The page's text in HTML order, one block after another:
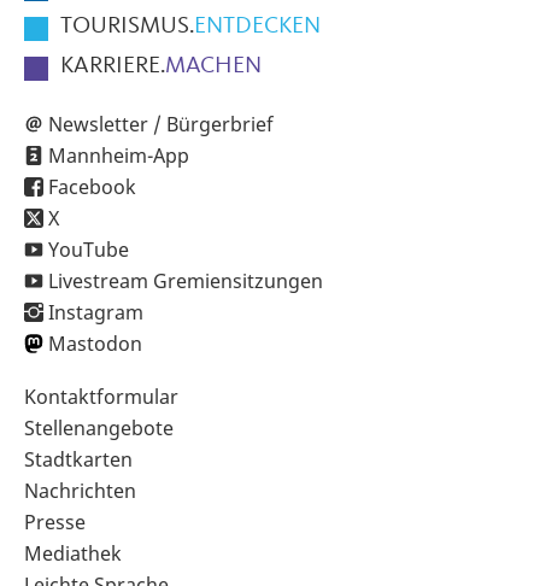
TOURISMUS.ENTDECKEN
KARRIERE.MACHEN
Newsletter / Bürgerbrief
Mannheim-App
Facebook
X
YouTube
Livestream Gremiensitzungen
Instagram
Mastodon
Sekundärnavigation
im
Fußbereich
Kontaktformular
Stellenangebote
Stadtkarten
Nachrichten
Presse
Mediathek